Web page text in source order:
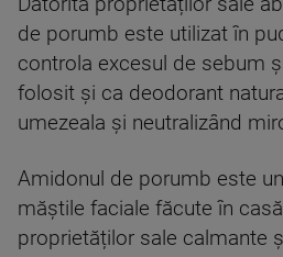
de porumb este utilizat în
controla excesul de sebum
folosit și ca deodorant
umezeala și neutralizând
Amidonul de porumb este
măștile faciale făcute în
proprietăților sale calmante